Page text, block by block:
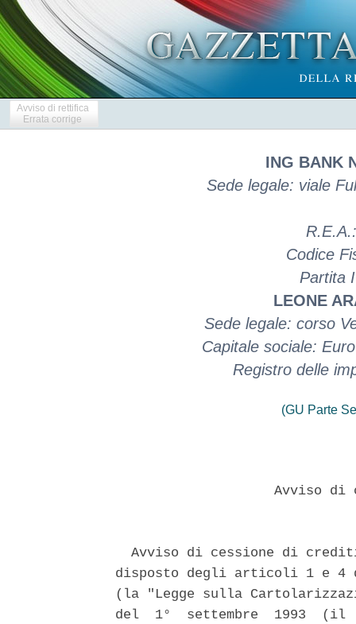
Avviso di rettifica
Errata corrige
ING BANK
Sede legale: viale
Codice
Partita
LEONE
Sede legale: corso
Capitale sociale:
Registro delle
(GU Parte
Avviso
Avviso di cessione di
disposto degli articoli 1 e 4
(la "Legge sulla
del  1°  settembre  1993  (il